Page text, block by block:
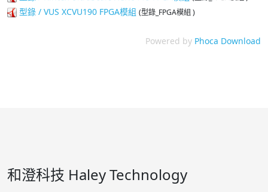
型錄 / VUS XCVU190 FPGA模組 (型錄_FPGA模組 )
Powered by Phoca Download
和澄科技 Haley Technology